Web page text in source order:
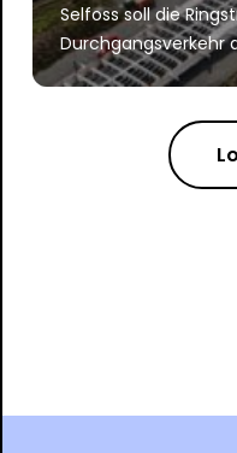
Selfoss soll die
Durchgangsverkehr